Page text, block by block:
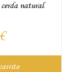
cerda natural
€